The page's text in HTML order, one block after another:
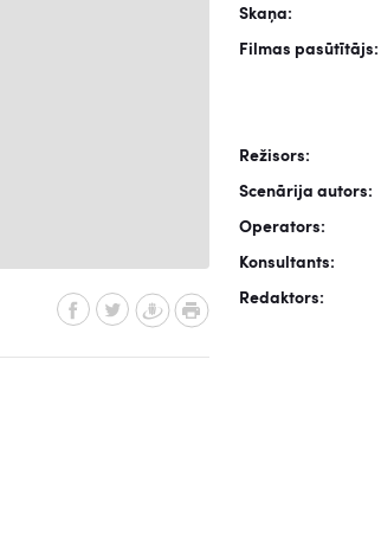
Skaņa:
Filmas pasūtītājs:
Režisors:
Scenārija autors:
Operators:
Konsultants:
Redaktors: